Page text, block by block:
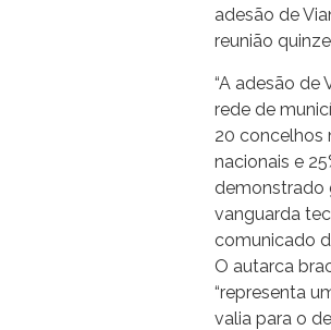
adesão de
reunião
“A adesão de
rede de
20 concelhos
nacionais e
demonstrado
vanguarda
comunicado
O autarca
“representa
valia para o